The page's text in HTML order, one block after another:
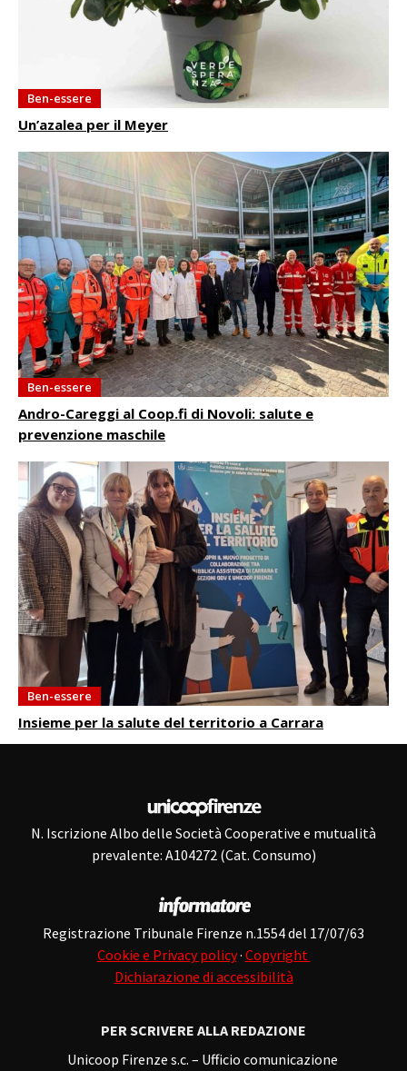
Ben-essere
Un’azalea per il Meyer
Ben-essere
Andro-Careggi al Coop.fi di Novoli: salute e
prevenzione maschile
Ben-essere
Insieme per la salute del territorio a Carrara
N. Iscrizione Albo delle Società Cooperative e mutualità
prevalente: A104272 (Cat. Consumo)
Registrazione Tribunale Firenze n.1554 del 17/07/63
Cookie e Privacy policy· Copyright
Dichiarazione di accessibilità
PER SCRIVERE ALLA REDAZIONE
Unicoop Firenze s.c. – Ufficio comunicazione